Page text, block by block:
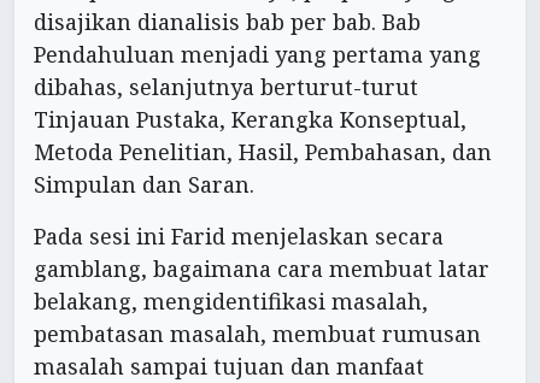
disajikan dianalisis bab per bab. Bab
Pendahuluan menjadi yang pertama yang
dibahas, selanjutnya berturut-turut
Tinjauan Pustaka, Kerangka Konseptual,
Metoda Penelitian, Hasil, Pembahasan, dan
Simpulan dan Saran.
Pada sesi ini Farid menjelaskan secara
gamblang, bagaimana cara membuat latar
belakang, mengidentifikasi masalah,
pembatasan masalah, membuat rumusan
masalah sampai tujuan dan manfaat